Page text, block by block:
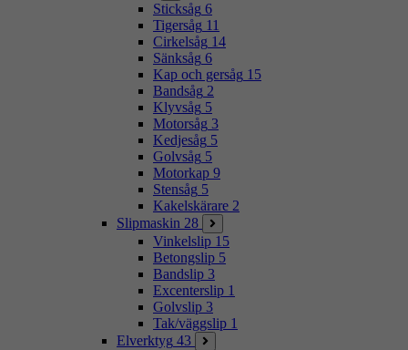
Sticksåg 6
Tigersåg 11
Cirkelsåg 14
Sänksåg 6
Kap och gersåg 15
Bandsåg 2
Klyvsåg 5
Motorsåg 3
Kedjesåg 5
Golvsåg 5
Motorkap 9
Stensåg 5
Kakelskärare 2
Slipmaskin 28
Vinkelslip 15
Betongslip 5
Bandslip 3
Excenterslip 1
Golvslip 3
Tak/väggslip 1
Elverktyg 43